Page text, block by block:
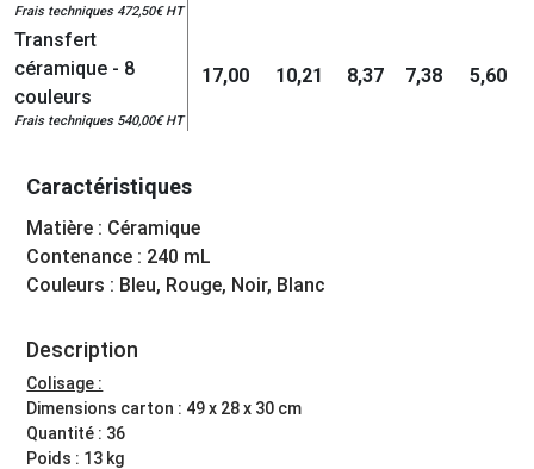
Frais techniques 472,50€ HT
Transfert
céramique - 8
couleurs
Frais techniques 540,00€ HT
17,00 10,21 8,37 7,38 5,60
Caractéristiques
Matière : Céramique
Contenance : 240 mL
Couleurs : Bleu, Rouge, Noir, Blanc
Description
Colisage :
Dimensions carton : 49 x 28 x 30 cm
Quantité : 36
Poids : 13 kg